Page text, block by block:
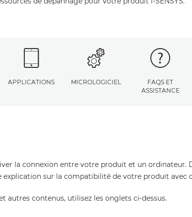
APPLICATIONS MICROLOGICIEL
FAQS ET
ASSISTANCE
la connexion entre votre produit et un ordinateur.
sur la compatibilité de votre produit avec
autres contenus, utilisez les onglets ci-dessus.